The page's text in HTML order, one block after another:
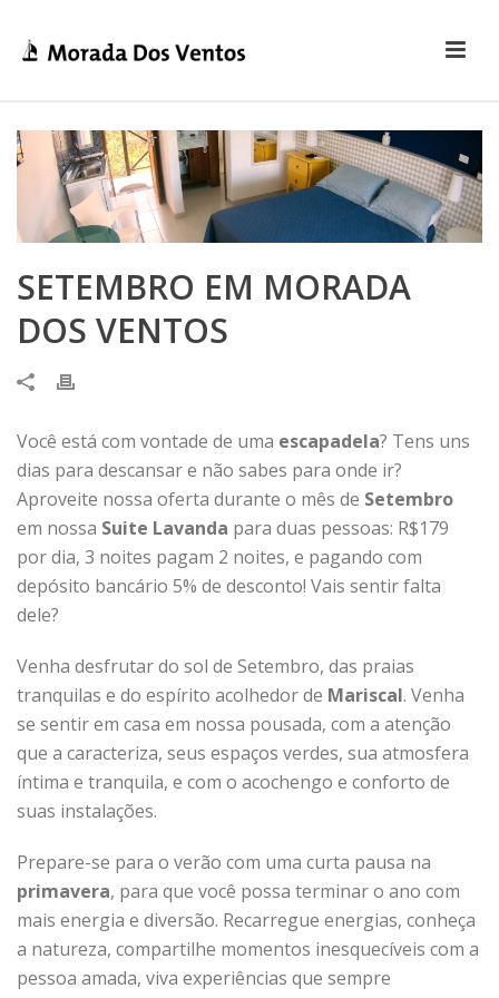
SETEMBRO EM MORADA
DOS VENTOS
Você está com vontade de uma escapadela? Tens uns
dias para descansar e não sabes para onde ir?
Aproveite nossa oferta durante o mês de Setembro
em nossa Suite Lavanda para duas pessoas: R$179
por dia, 3 noites pagam 2 noites, e pagando com
depósito bancário 5% de desconto! Vais sentir falta
dele?
Venha desfrutar do sol de Setembro, das praias
tranquilas e do espírito acolhedor de Mariscal. Venha
se sentir em casa em nossa pousada, com a atenção
que a caracteriza, seus espaços verdes, sua atmosfera
íntima e tranquila, e com o acochengo e conforto de
suas instalações.
Prepare-se para o verão com uma curta pausa na
primavera, para que você possa terminar o ano com
mais energia e diversão. Recarregue energias, conheça
a natureza, compartilhe momentos inesquecíveis com a
pessoa amada, viva experiências que sempre